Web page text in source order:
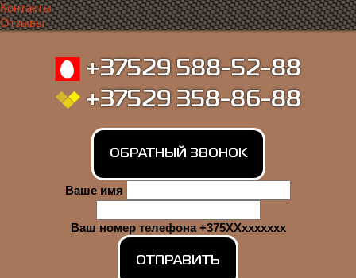
Контакты
Отзывы
+37529 588-52-88
+37529 358-86-88
ОБРАТНЫЙ ЗВОНОК
Ваше имя
Ваш номер телефона +375XXxxxxxxx